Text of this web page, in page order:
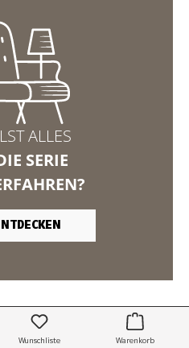
Wunschliste Warenkorb
ALLES
SERIE